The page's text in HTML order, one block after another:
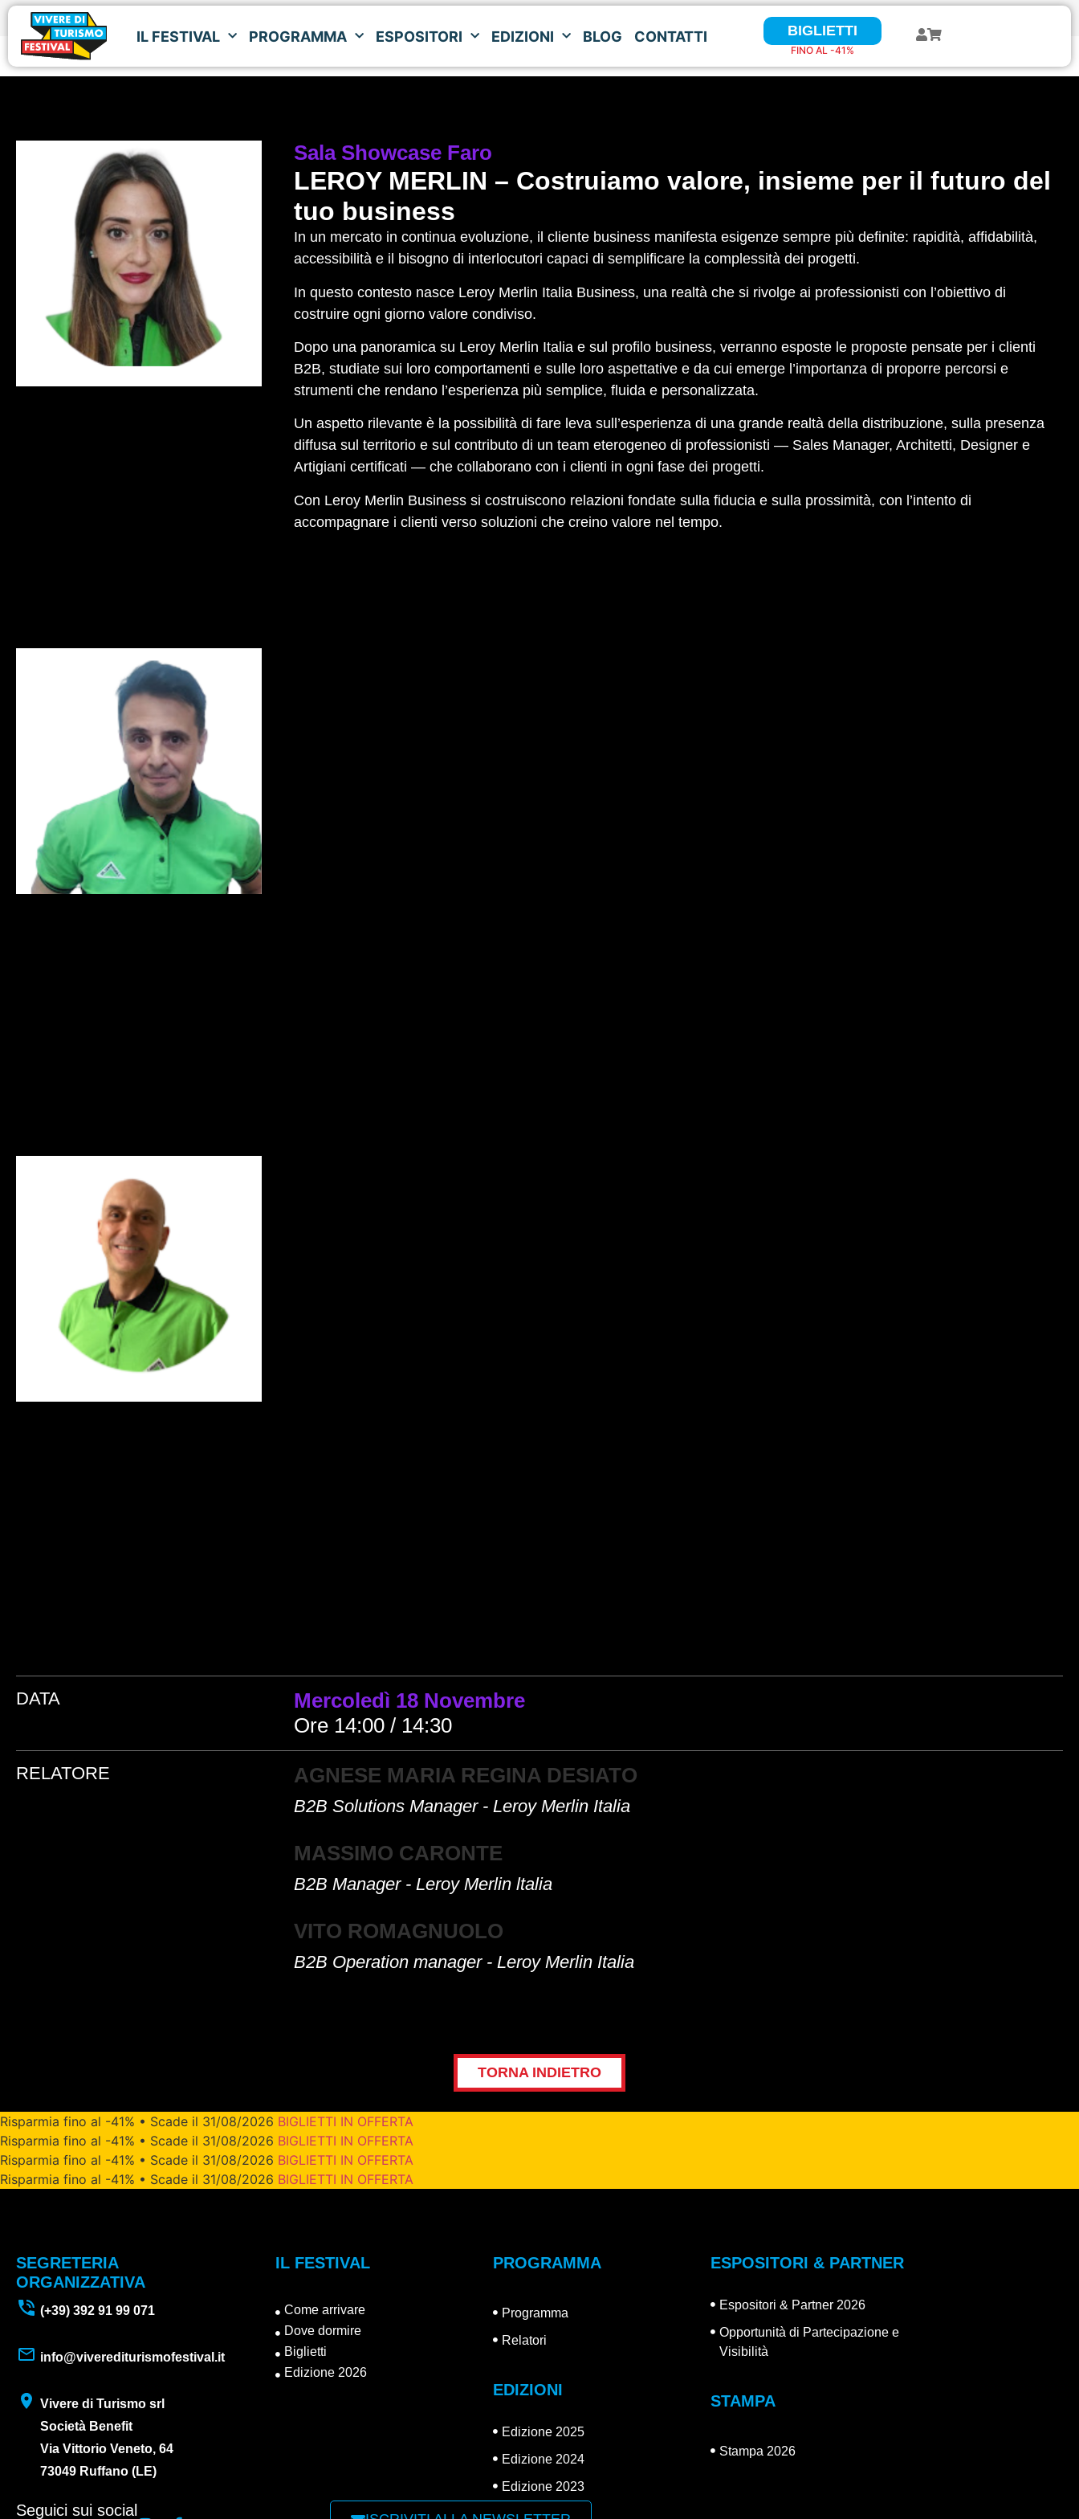
IL FESTIVAL PROGRAMMA ESPOSITORI EDIZIONI BLOG CONTATTI BIGLIETTI
FINO AL 41%
IL FESTIVAL PROGRAMMA ESPOSITORI EDIZIONI BLOG CONTATTI BIGLIETTI
FINO AL -41%
Sala Showcase Faro
LEROY MERLIN – Costruiamo valore, insieme per il futuro del
tuo business
In un mercato in continua evoluzione, il cliente business manifesta esigenze sempre più definite: rapidità, affidabilità,
accessibilità e il bisogno di interlocutori capaci di semplificare la complessità dei progetti.
In questo contesto nasce Leroy Merlin Italia Business, una realtà che si rivolge ai professionisti con l’obiettivo di
costruire ogni giorno valore condiviso.
Dopo una panoramica su Leroy Merlin Italia e sul profilo business, verranno esposte le proposte pensate per i clienti
B2B, studiate sui loro comportamenti e sulle loro aspettative e da cui emerge l’importanza di proporre percorsi e
strumenti che rendano l’esperienza più semplice, fluida e personalizzata.
Un aspetto rilevante è la possibilità di fare leva sull’esperienza di una grande realtà della distribuzione, sulla presenza
diffusa sul territorio e sul contributo di un team eterogeneo di professionisti — Sales Manager, Architetti, Designer e
Artigiani certificati — che collaborano con i clienti in ogni fase dei progetti.
Con Leroy Merlin Business si costruiscono relazioni fondate sulla fiducia e sulla prossimità, con l’intento di
accompagnare i clienti verso soluzioni che creino valore nel tempo.
DATA
Mercoledì 18 Novembre
Ore 14:00 / 14:30
RELATORE AGNESE MARIA REGINA DESIATO
B2B Solutions Manager - Leroy Merlin Italia
MASSIMO CARONTE
B2B Manager - Leroy Merlin ltalia
VITO ROMAGNUOLO
B2B Operation manager - Leroy Merlin Italia
TORNA INDIETRO
Risparmia fino al -41% • Scade il 31/08/2026 BIGLIETTI IN OFFERTA
Risparmia fino al -41% • Scade il 31/08/2026 BIGLIETTI IN OFFERTA
Risparmia fino al -41% • Scade il 31/08/2026 BIGLIETTI IN OFFERTA
Risparmia fino al -41% • Scade il 31/08/2026 BIGLIETTI IN OFFERTA
SEGRETERIA
ORGANIZZATIVA
(+39) 392 91 99 071
info@viverediturismofestival.it
Vivere di Turismo srl
Società Benefit
Via Vittorio Veneto, 64
73049 Ruffano (LE)
IL FESTIVAL
Come arrivare
Dove dormire
Biglietti
Edizione 2026
PROGRAMMA
Programma
Relatori
EDIZIONI
Edizione 2025
Edizione 2024
Edizione 2023
ESPOSITORI & PARTNER
Espositori & Partner 2026
Opportunità di Partecipazione e
Visibilità
STAMPA
Stampa 2026
Seguici sui social